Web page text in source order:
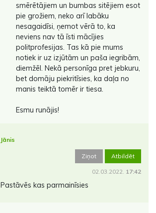
smērētājiem un bumbas sitējiem esot
pie grožiem, neko arī labāku
nesagaidīsi, ņemot vērā to, ka
neviens nav tā īsti mācījies
politprofesijas. Tas kā pie mums
notiek ir uz izjūtām un paša iegribām,
diemžēl. Nekā personīga pret jebkuru,
bet domāju piekritīsies, ka daļa no
manis teiktā tomēr ir tiesa.
Esmu runājis!
Jānis
Ziņot Atbildēt
02.03.2022. 17:42
Pastāvēs kas parmainīsies